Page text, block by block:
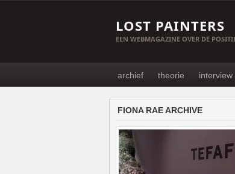
LOST PAINTERS
EEN WEBMAGAZINE OVER DE
archief theorie interview
FIONA RAE ARCHIVE